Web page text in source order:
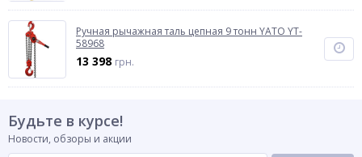
Ручная рычажная таль цепная 9 тонн YATO YT-
58968
13 398 грн.
Будьте в курсе!
Новости, обзоры и акции